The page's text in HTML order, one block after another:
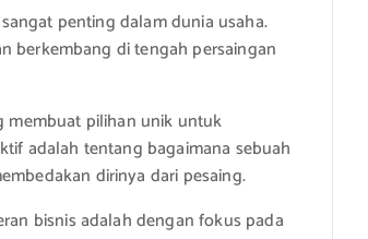
penting dalam dunia usaha.
berkembang di tengah persaingan
membuat pilihan unik untuk
adalah tentang bagaimana sebuah
dirinya dari pesaing.
bisnis adalah dengan fokus pada